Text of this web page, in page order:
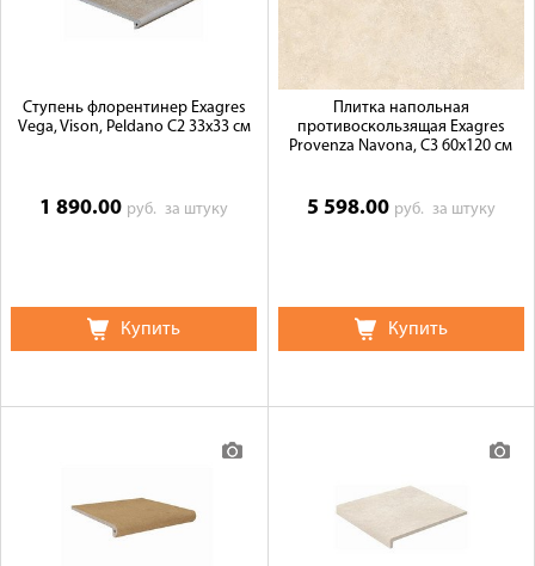
Ступень флорентинер Exagres
Vega, Vison, Peldano C2 33x33 см
1 890.00 руб.за штуку
Купить
Плитка напольная
противоскользящая Exagres
Provenza Navona, C3 60x120 см
5 598.00 руб. за штуку
Купить